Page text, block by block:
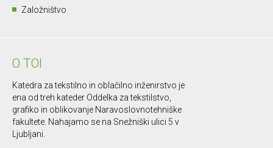
Založništvo
O TOI
Katedra za tekstilno in oblačilno inženirstvo je
ena od treh kateder Oddelka za tekstilstvo,
grafiko in oblikovanje Naravoslovnotehniške
fakultete. Nahajamo se na Snežniški ulici 5 v
Ljubljani.